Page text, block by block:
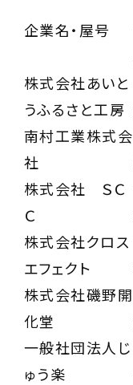
企業名・屋号
株式会社あいと
うふるさと工房
南村工業株式会
社
株式会社 ＳＣ
Ｃ
株式会社クロス
エフェクト
株式会社磯野開
化堂
一般社団法人じ
ゅう楽